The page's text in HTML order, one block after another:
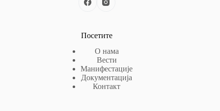
Посетите
О нама
Вести
Манифестације
Документација
Контакт